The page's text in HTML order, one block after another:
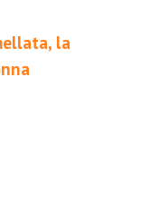
link to
email.